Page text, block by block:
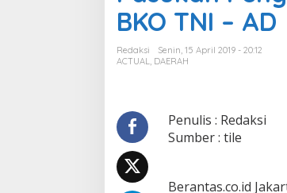
a
n
P
e
l
BKO TNI – AD
Redaksi
Senin, 15 April 2019 - 20:12
ACTUAL, DAERAH
Penulis : Redaksi
Sumber : tile
Berantas.co.id